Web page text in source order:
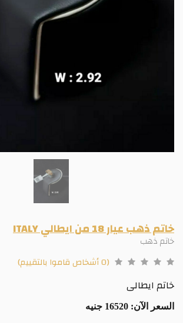
خاتم ذهب عيار 18 من ايطالي ITALY
خاتم ذهب
(0 أشخاص قاموا بالتقييم)
خاتم ايطالى
السعر الآن: